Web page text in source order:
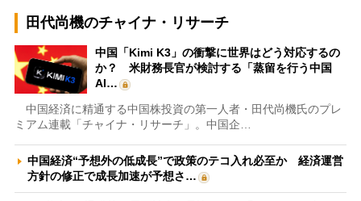
田代尚機のチャイナ・リサーチ
中国「Kimi K3」の衝撃に世界はどう対応するの
か？ 米財務長官が検討する「蒸留を行う中国
AI…
中国経済に精通する中国株投資の第一人者・田代尚機氏のプレ
ミアム連載「チャイナ・リサーチ」。中国企…
中国経済“予想外の低成長”で政策のテコ入れ必至か 経済運営
方針の修正で成長加速が予想さ…